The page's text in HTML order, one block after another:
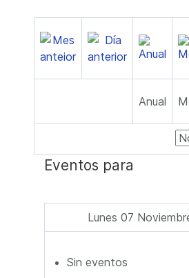
Anual
Eventos para
Lunes 07
Sin eventos